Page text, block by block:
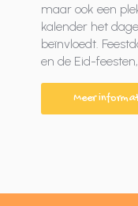
maar ook een
kalender het
beïnvloedt.
en de Eid-
Meer